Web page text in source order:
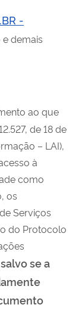
-
demais
ao que
de 18 de
– LAI),
à
como
os
Serviços
do Protocolo
se a